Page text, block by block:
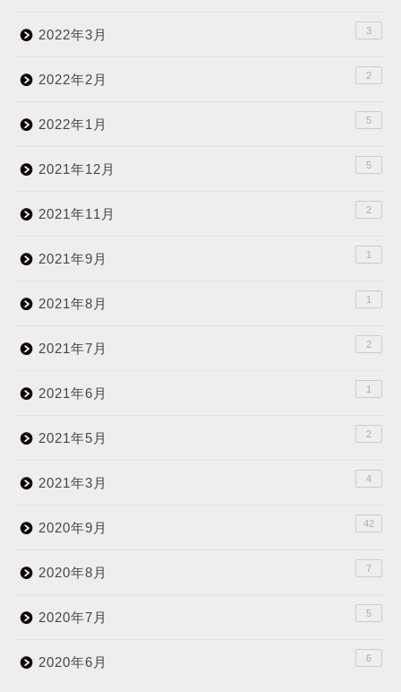
2022年3月 3
2022年2月 2
2022年1月 5
2021年12月 5
2021年11月 2
2021年9月 1
2021年8月 1
2021年7月 2
2021年6月 1
2021年5月 2
2021年3月 4
2020年9月 42
2020年8月 7
2020年7月 5
2020年6月 6